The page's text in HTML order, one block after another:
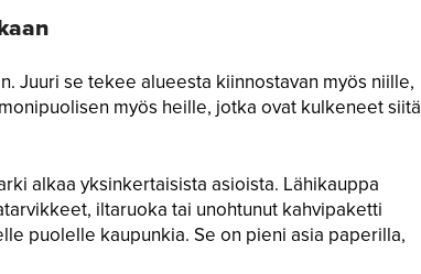
Juuri se tekee alueesta kiinnostavan myös niille,
myös heille, jotka ovat kulkeneet siitä
alkaa yksinkertaisista asioista. Lähikauppa
iltaruoka tai unohtunut kahvipaketti
puolelle kaupunkia. Se on pieni asia paperilla,